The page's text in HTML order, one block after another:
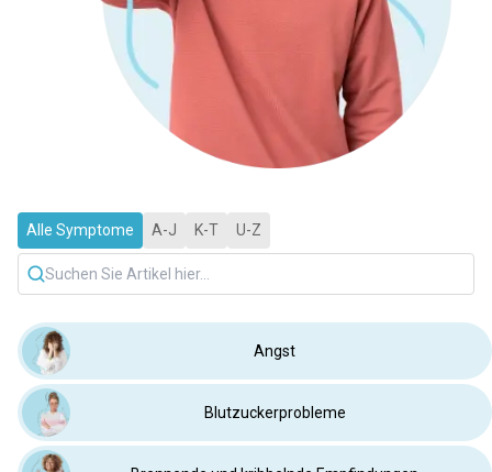
Alle Symptome A-J K-T U-Z
Angst
Blutzuckerprobleme